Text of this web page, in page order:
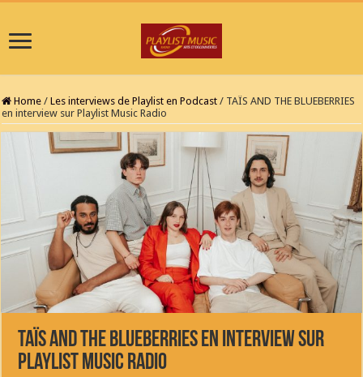
Home / Les interviews de Playlist en Podcast / TAÏS AND THE BLUEBERRIES
en interview sur Playlist Music Radio
TAÏS AND THE BLUEBERRIES en interview sur
Playlist Music Radio